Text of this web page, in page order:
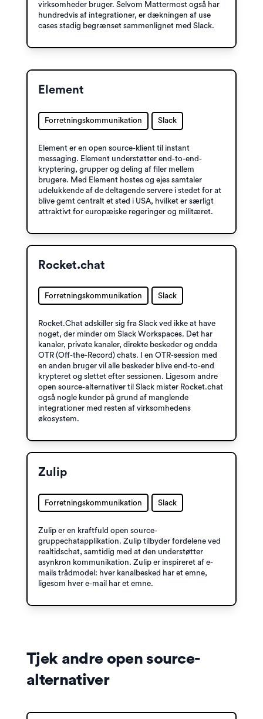
virksomheder bruger. Selvom Mattermost også har
hundredvis af integrationer, er dækningen af ​​use
cases stadig begrænset sammenlignet med Slack.
Element
Forretningskommunikation Slack
Element er en open source-klient til instant
messaging. Element understøtter end-to-end-
kryptering, grupper og deling af filer mellem
brugere. Med Element hostes og ejes samtaler
udelukkende af de deltagende servere i stedet for at
blive gemt centralt et sted i USA, hvilket er særligt
attraktivt for europæiske regeringer og militæret.
Rocket.chat
Forretningskommunikation Slack
Rocket.Chat adskiller sig fra Slack ved ikke at have
noget, der minder om Slack Workspaces. Det har
kanaler, private kanaler, direkte beskeder og endda
OTR (Off-the-Record) chats. I en OTR-session med
en anden bruger vil alle beskeder blive end-to-end
krypteret og slettet efter sessionen. Ligesom andre
open source-alternativer til Slack mister Rocket.chat
også nogle kunder på grund af manglende
integrationer med resten af ​​virksomhedens
økosystem.
Zulip
Forretningskommunikation Slack
Zulip er en kraftfuld open source-
gruppechatapplikation. Zulip tilbyder fordelene ved
realtidschat, samtidig med at den understøtter
asynkron kommunikation. Zulip er inspireret af e-
mails trådmodel: hver kanalbesked har et emne,
ligesom hver e-mail har et emne.
Tjek andre open source-
alternativer